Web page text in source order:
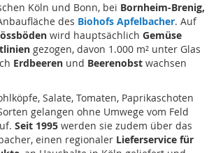
Köln und Bonn, bei Bornheim-Brenig,
des Biohofs Apfelbacher. Auf
wird hauptsächlich Gemüse
gezogen, davon 1.000 m² unter Glas
Erdbeeren und Beerenobst wachsen
Salate, Tomaten, Paprikaschoten
gelangen ohne Umwege vom Feld
Seit 1995 werden sie zudem über das
einen regionaler Lieferservice für